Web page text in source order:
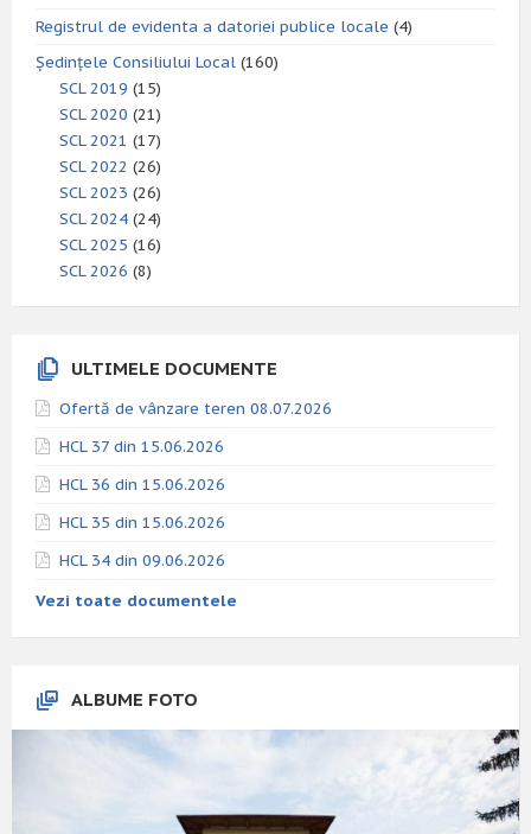
Registrul de evidenta a datoriei publice locale (4)
Ședințele Consiliului Local (160)
SCL 2019 (15)
SCL 2020 (21)
SCL 2021 (17)
SCL 2022 (26)
SCL 2023 (26)
SCL 2024 (24)
SCL 2025 (16)
SCL 2026 (8)
ULTIMELE DOCUMENTE
Ofertă de vânzare teren 08.07.2026
HCL 37 din 15.06.2026
HCL 36 din 15.06.2026
HCL 35 din 15.06.2026
HCL 34 din 09.06.2026
Vezi toate documentele
ALBUME FOTO